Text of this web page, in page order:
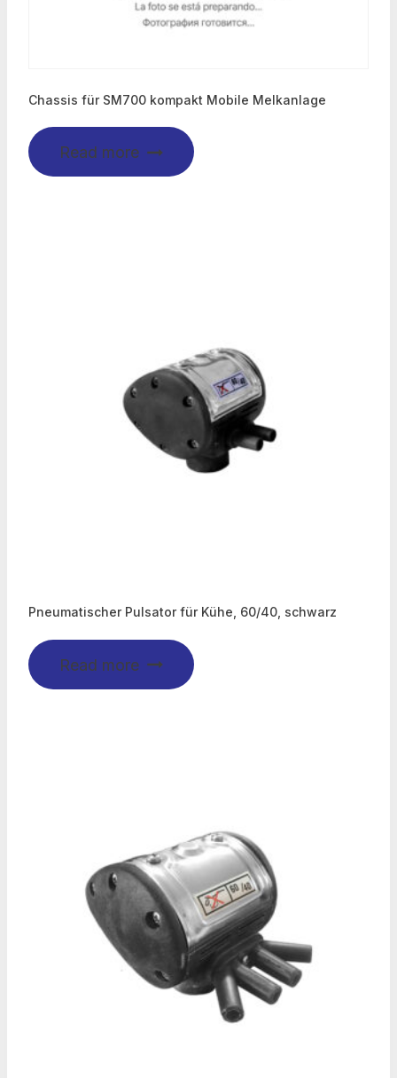
Chassis für SM700 kompakt Mobile Melkanlage
Read more
Pneumatischer Pulsator für Kühe, 60/40, schwarz
Read more